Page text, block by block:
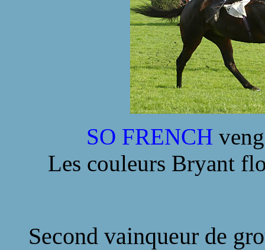
SO FRENCH
Les couleurs Bryant
Second vainqueur de